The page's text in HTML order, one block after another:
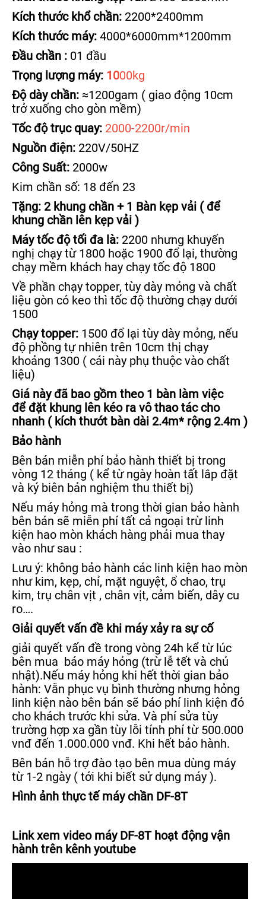
Kích thước khổ chần: 2200*2400mm
Kích thước máy: 4000*6000mm*1200mm
Đầu chần : 01 đầu
Trọng lượng máy: 1000kg
Độ dày chần: ≈1200gam ( giao động 10cm
trở xuống cho gòn mềm)
Tốc độ trục quay: 2000-2200r/min
Nguồn điện: 220V/50HZ
Công Suất: 2000w
Kim chần số: 18 đến 23
Tặng: 2 khung chần + 1 Bàn kẹp vải ( để
khung chần lên kẹp vải )
Máy tốc độ tối đa là: 2200 nhưng khuyến
nghị chạy từ 1800 hoặc 1900 đổ lại, thường
chạy mềm khách hay chạy tốc độ 1800
Về phần chạy topper, tùy dày mỏng và chất
liệu gòn có keo thì tốc độ thường chạy dưới
1500
Chạy topper: 1500 đổ lại tùy dày mỏng, nếu
độ phồng tự nhiên trên 10cm thị chạy
khoảng 1300 ( cái này phụ thuộc vào chất
liệu)
Giá này đã bao gồm theo 1 bàn làm việc
đểđặt khung lên kéo ra vô thao tác cho
nhanh ( kích thướt bàn dài 2.4m* rộng 2.4m )
Bảo hành
Bên bán miễn phí bảo hành thiết bị trong
vòng 12 tháng ( kể từ ngày hoàn tất lắp đặt
và ký biên bản nghiệm thu thiết bị)
Nếu máy hỏng mà trong thời gian bảo hành
bên bán sẽ miễn phí tất cả ngoại trừ linh
kiện hao mòn khách hàng phải mua thay
vào như sau :
Lưu ý: không bảo hành các linh kiện hao mòn
như kim, kẹp, chỉ, mặt nguyệt, ổ chao, trụ
kim, trụ chân vịt , chân vịt, cảm biến, dây cu
ro….
Giải quyết vấn đề khi máy xảy ra sự cố
giải quyết vấn đề trong vòng 24h kể từ lúc
bên mua báo máy hỏng (trừ lễ tết và chủ
nhật).Nếu máy hỏng khi hết thời gian bảo
hành: Vẫn phục vụ bình thường nhưng hỏng
linh kiện nào bên bán sẽ báo phí linh kiện đó
cho khách trước khi sửa. Và phí sửa tùy
trường hợp xa gần tùy lỗi tính phí từ 500.000
vnđ đến 1.000.000 vnđ. Khi hết bảo hành.
Bên bán hỗ trợ đào tạo bên mua dùng máy
từ 1-2 ngày ( tới khi biết sử dụng máy ).
Hình ảnh thực tế máy chần DF-8T
Link xem video máy DF-8T hoạt động vận
hành trên kênh youtube